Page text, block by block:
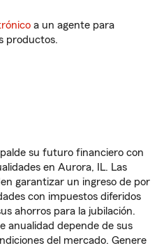
a un agente para
productos.
su futuro financiero con
en Aurora, IL. Las
garantizar un ingreso de por
con impuestos diferidos
ahorros para la jubilación.
anualidad depende de sus
del mercado. Genere